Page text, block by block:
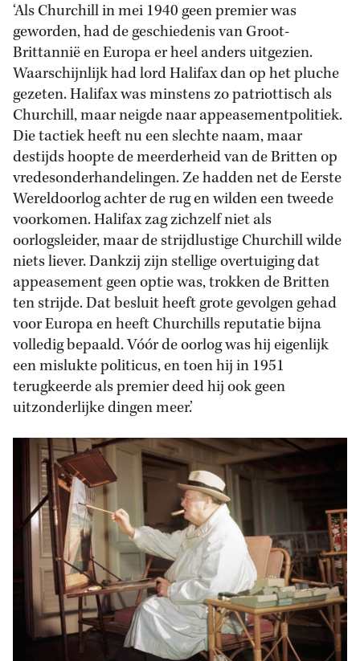
‘Als Churchill in mei 1940 geen premier was
geworden, had de geschiedenis van Groot-
Brittannië en Europa er heel anders uitgezien.
Waarschijnlijk had lord Halifax dan op het pluche
gezeten. Halifax was minstens zo patriottisch als
Churchill, maar neigde naar appeasementpolitiek.
Die tactiek heeft nu een slechte naam, maar
destijds hoopte de meerderheid van de Britten op
vredesonderhandelingen. Ze hadden net de Eerste
Wereldoorlog achter de rug en wilden een tweede
voorkomen. Halifax zag zichzelf niet als
oorlogsleider, maar de strijdlustige Churchill wilde
niets liever. Dankzij zijn stellige overtuiging dat
appeasement geen optie was, trokken de Britten
ten strijde. Dat besluit heeft grote gevolgen gehad
voor Europa en heeft Churchills reputatie bijna
volledig bepaald. Vóór de oorlog was hij eigenlijk
een mislukte politicus, en toen hij in 1951
terugkeerde als premier deed hij ook geen
uitzonderlijke dingen meer.’